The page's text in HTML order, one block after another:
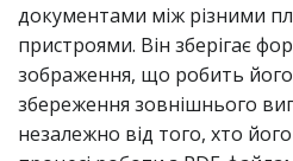
документами між різними
пристроями. Він зберігає
зображення, що робить
збереження зовнішнього
незалежно від того, хто